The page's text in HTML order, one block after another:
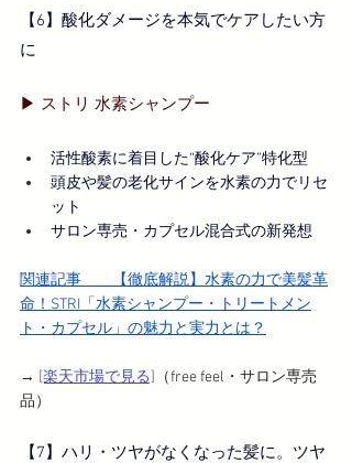
【6】酸化ダメージを本気でケアしたい方
に
▶︎ ストリ 水素シャンプー
活性酸素に着目した“酸化ケア”特化型
頭皮や髪の老化サインを水素の力でリセ
ット
サロン専売・カプセル混合式の新発想
関連記事
【徹底解説】水素の力で美髪革
命！STRI「水素シャンプー・トリートメン
ト・カプセル」の魅力と実力とは？
→ [楽天市場で見る]
（free feel・サロン専売
品）
【7】ハリ・ツヤがなくなった髪に。ツヤ